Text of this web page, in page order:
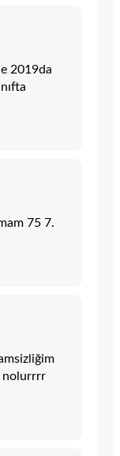
2019da
75 7.
nolurrrr